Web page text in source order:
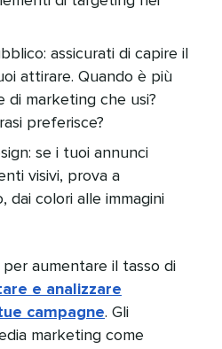
assicurati di capire il
attirare. Quando è più
di marketing che usi?
preferisce?​​
se i tuoi annunci
visivi, prova a
dai colori alle immagini
per aumentare il tasso di
e analizzare
campagne. Gli
marketing come